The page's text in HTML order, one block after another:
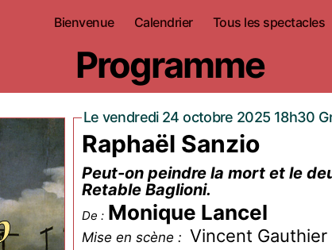
Bienvenue Calendrier Tous les spectacles
Programme
Le vendredi 24 octobre 2025 18h30
Raphaël Sanzio
Peut-on peindre la mort et le
Retable Baglioni.
De : Monique Lancel
Mise en scène : Vincent Gauthier